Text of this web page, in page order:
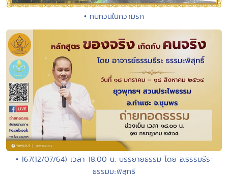
• ทบทวนในความรัก
• 167(12/07/64) เวลา 18.00 น. บรรยายธรรม โดย อ.ธรรมธีระ
ธรรมมะพิสุทธิ์